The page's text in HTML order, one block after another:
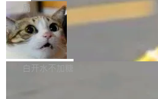
一在人才争夺战中失血的公司。六月，
连失两员大将：Noam Shazeer 去了
er HE-AAC 960 解码 (DAB+)
filter 添加 AMF Frame Rate
_amf) filter SMPTE 2094-50 元数据支
通 ProRes RAW VideoToolbox 硬件
V ...
Code 在 X 上发帖：「DeepSeek
tokens on August 1st. 5T of free
on OpenCode Go.」79.8 万次浏览，
DeepSeek一天消耗了8万亿# 上了微
注意这是 OpenCode 一家的消耗。
局
NetBSD 11.0 正式发布
NetBSD 11.0 现已正式发布，这是
作系统的第十八个主要版本。 自
白开水不加糖